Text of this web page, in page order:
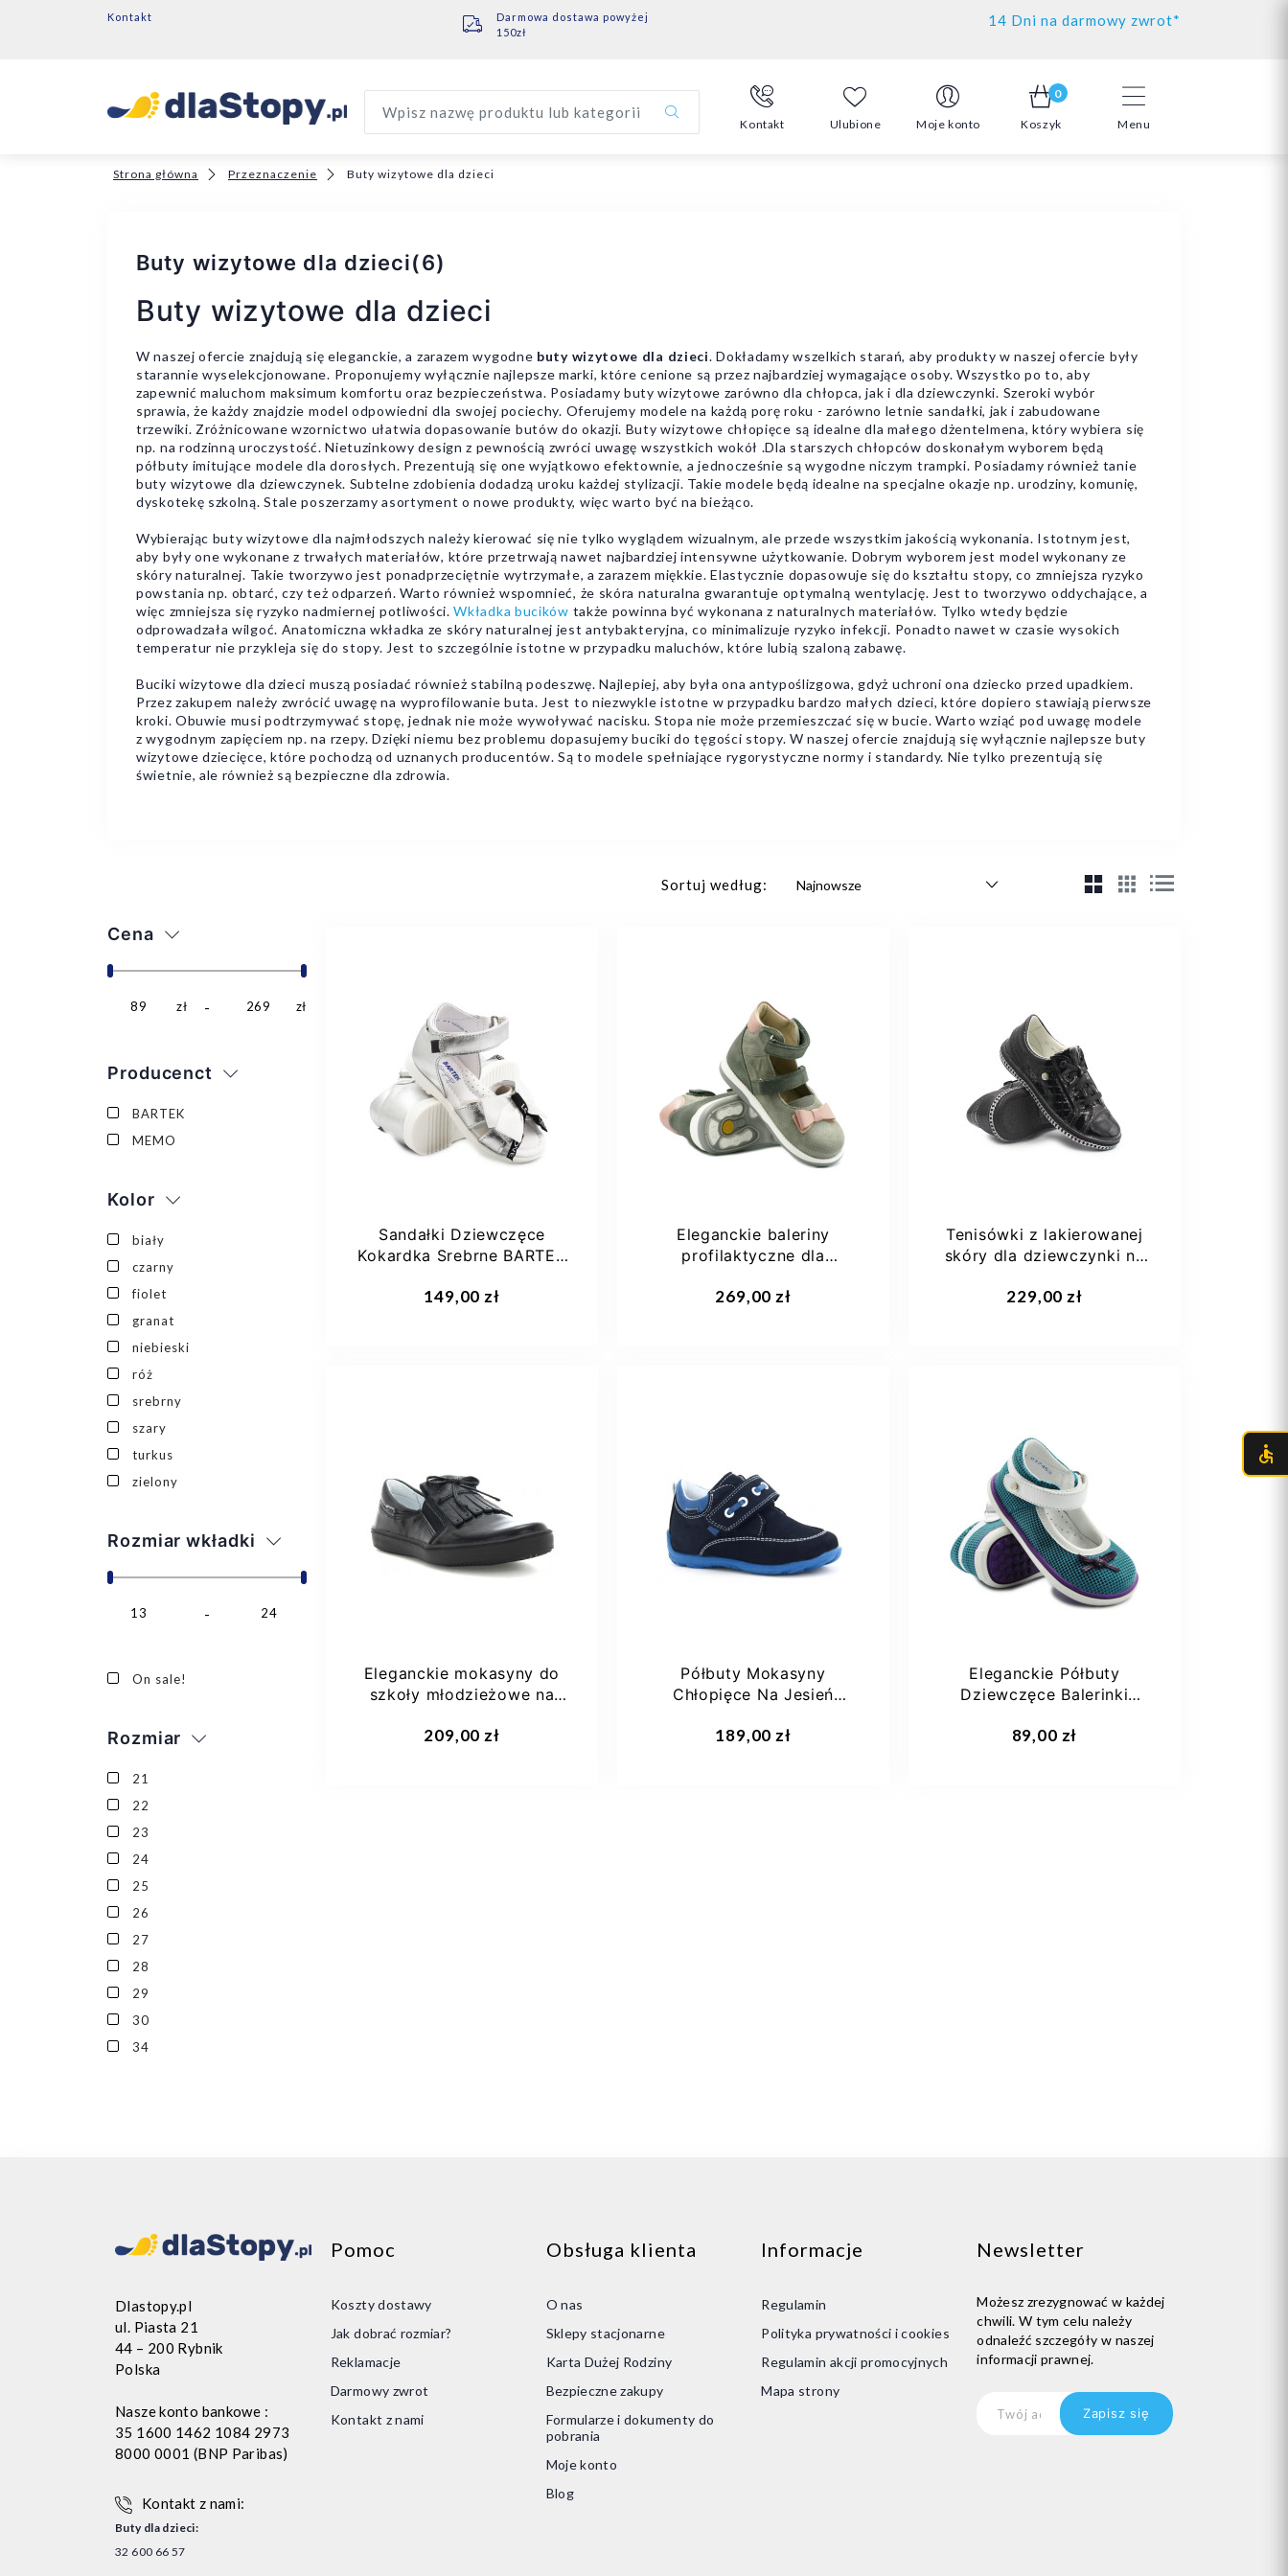
Kontakt
Darmowa dostawa powyżej
150zł
14 Dni na darmowy zwrot*
Menu
Wpisz nazwę produktu lub kategorii
Kontakt Ulubione Moje konto
0
Koszyk
Strona główna Przeznaczenie Buty wizytowe dla dzieci
Buty wizytowe dla dzieci(6)
Buty wizytowe dla dzieci
W naszej ofercie znajdują się eleganckie, a zarazem wygodne buty wizytowe dla dzieci. Dokładamy wszelkich starań, aby produkty w naszej ofercie były
starannie wyselekcjonowane. Proponujemy wyłącznie najlepsze marki, które cenione są przez najbardziej wymagające osoby. Wszystko po to, aby
zapewnić maluchom maksimum komfortu oraz bezpieczeństwa. Posiadamy buty wizytowe zarówno dla chłopca, jak i dla dziewczynki. Szeroki wybór
sprawia, że każdy znajdzie model odpowiedni dla swojej pociechy. Oferujemy modele na każdą porę roku - zarówno letnie sandałki, jak i zabudowane
trzewiki. Zróżnicowane wzornictwo ułatwia dopasowanie butów do okazji. Buty wizytowe chłopięce są idealne dla małego dżentelmena, który wybiera się
np. na rodzinną uroczystość. Nietuzinkowy design z pewnością zwróci uwagę wszystkich wokół .Dla starszych chłopców doskonałym wyborem będą
półbuty imitujące modele dla dorosłych. Prezentują się one wyjątkowo efektownie, a jednocześnie są wygodne niczym trampki. Posiadamy również tanie
buty wizytowe dla dziewczynek. Subtelne zdobienia dodadzą uroku każdej stylizacji. Takie modele będą idealne na specjalne okazje np. urodziny, komunię,
dyskotekę szkolną. Stale poszerzamy asortyment o nowe produkty, więc warto być na bieżąco.
Wybierając buty wizytowe dla najmłodszych należy kierować się nie tylko wyglądem wizualnym, ale przede wszystkim jakością wykonania. Istotnym jest,
aby były one wykonane z trwałych materiałów, które przetrwają nawet najbardziej intensywne użytkowanie. Dobrym wyborem jest model wykonany ze
skóry naturalnej. Takie tworzywo jest ponadprzeciętnie wytrzymałe, a zarazem miękkie. Elastycznie dopasowuje się do kształtu stopy, co zmniejsza ryzyko
powstania np. obtarć, czy też odparzeń. Warto również wspomnieć, że skóra naturalna gwarantuje optymalną wentylację. Jest to tworzywo oddychające, a
więc zmniejsza się ryzyko nadmiernej potliwości.Wkładka bucików także powinna być wykonana z naturalnych materiałów. Tylko wtedy będzie
odprowadzała wilgoć. Anatomiczna wkładka ze skóry naturalnej jest antybakteryjna, co minimalizuje ryzyko infekcji. Ponadto nawet w czasie wysokich
temperatur nie przykleja się do stopy. Jest to szczególnie istotne w przypadku maluchów, które lubią szaloną zabawę.
Buciki wizytowe dla dzieci muszą posiadać również stabilną podeszwę. Najlepiej, aby była ona antypoślizgowa, gdyż uchroni ona dziecko przed upadkiem.
Przez zakupem należy zwrócić uwagę na wyprofilowanie buta. Jest to niezwykle istotne w przypadku bardzo małych dzieci, które dopiero stawiają pierwsze
kroki. Obuwie musi podtrzymywać stopę, jednak nie może wywoływać nacisku. Stopa nie może przemieszczać się w bucie. Warto wziąć pod uwagę modele
z wygodnym zapięciem np. na rzepy. Dzięki niemu bez problemu dopasujemy buciki do tęgości stopy. W naszej ofercie znajdują się wyłącznie najlepsze buty
wizytowe dziecięce, które pochodzą od uznanych producentów. Są to modele spełniające rygorystyczne normy i standardy. Nie tylko prezentują się
świetnie, ale również są bezpieczne dla zdrowia.
Cena
89 zł 269 zł
Producenct
BARTEK
MEMO
Kolor
biały
czarny
fiolet
granat
niebieski
róż
srebrny
szary
turkus
zielony
Rozmiar wkładki
13 24
On sale!
Rozmiar
21
22
23
24
25
26
27
28
29
30
34
Sortuj według:
Sandałki Dziewczęce
Kokardka Srebrne BARTEK
149,00 zł
21 22 23
25
+1
Eleganckie baleriny
profilaktyczne dla
269,00 zł
27 28 30
Tenisówki z lakierowanej
skóry dla dziewczynki na
229,00 zł
27 30
Eleganckie mokasyny do
szkoły młodzieżowe na
209,00 zł
Półbuty Mokasyny
Chłopięce Na Jesień
189,00 zł
Eleganckie Półbuty
Dziewczęce Balerinki
89,00 zł
Dlastopy.pl
ul. Piasta 21
44 – 200 Rybnik
Polska
Nasze konto bankowe :
35 1600 1462 1084 2973
8000 0001 (BNP Paribas)
Kontakt z nami:
Buty dla dzieci:
32 600 66 57
Pomoc
Koszty dostawy
Jak dobrać rozmiar?
Reklamacje
Darmowy zwrot
Kontakt z nami
Obsługa klienta
O nas
Sklepy stacjonarne
Karta Dużej Rodziny
Bezpieczne zakupy
Formularze i dokumenty do
pobrania
Moje konto
Blog
Informacje
Regulamin
Polityka prywatności i cookies
Regulamin akcji promocyjnych
Mapa strony
Newsletter
Możesz zrezygnować w każdej
chwili. W tym celu należy
odnaleźć szczegóły w naszej
informacji prawnej.